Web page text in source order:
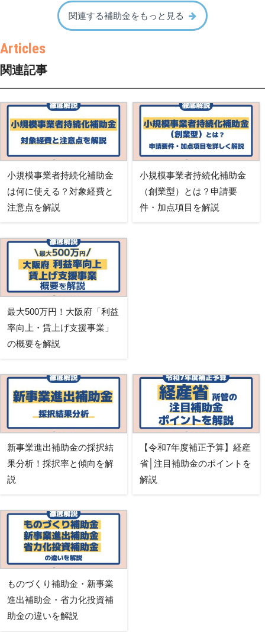
関連する補助金をもっと見る
関連記事
小規模事業者持続化補助金
は何に使える？対象経費と
注意点を解説
小規模事業者持続化補助金
（創業型）とは？申請要
件・加点項目を解説
最大500万円！大阪府「利益
率向上・賃上げ支援事業」
の概要を解説
新事業進出補助金の採択結
果分析！採択率と傾向を解
説
【令和7年度補正予算】経産
省│注目補助金のポイントを
解説
ものづくり補助金・新事業
進出補助金・省力化投資補
助金の違いを解説